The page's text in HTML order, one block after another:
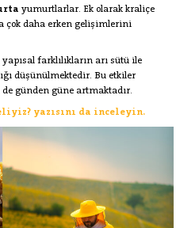
yumurtlarlar. Ek olarak kraliçe
çok daha erken gelişimlerini
farklılıkların arı sütü ile
düşünülmektedir. Bu etkiler
günden güne artmaktadır.
yazısını da inceleyin.